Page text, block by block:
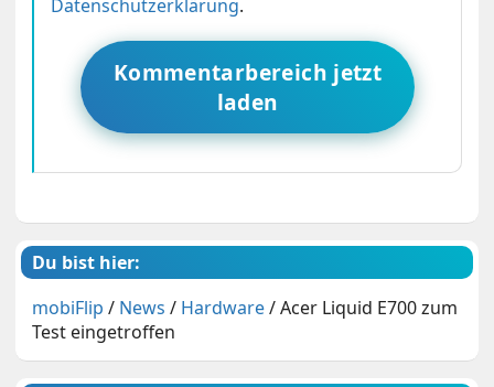
Datenschutzerklärung.
Kommentarbereich jetzt
laden
Du bist hier:
mobiFlip / News / Hardware/Acer Liquid E700 zum
Test eingetroffen